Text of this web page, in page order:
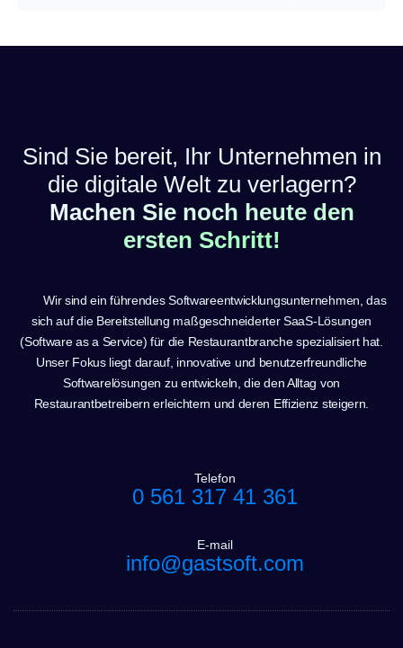
Sind Sie bereit, Ihr Unternehmen in
die digitale Welt zu verlagern?
Machen Sie noch heute den
ersten Schritt!
Wir sind ein führendes Softwareentwicklungsunternehmen, das
sich auf die Bereitstellung maßgeschneiderter SaaS-Lösungen
(Software as a Service) für die Restaurantbranche spezialisiert hat.
Unser Fokus liegt darauf, innovative und benutzerfreundliche
Softwarelösungen zu entwickeln, die den Alltag von
Restaurantbetreibern erleichtern und deren Effizienz steigern.
Telefon
0 561 317 41 361
E-mail
info@gastsoft.com